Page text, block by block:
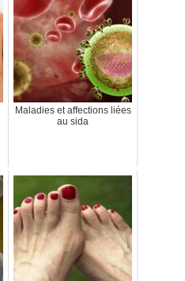
Maladies et affections liées
au sida